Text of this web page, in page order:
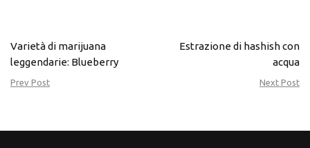
Varietà di marijuana
leggendarie: Blueberry
Prev Post
Estrazione di hashish con
acqua
Next Post